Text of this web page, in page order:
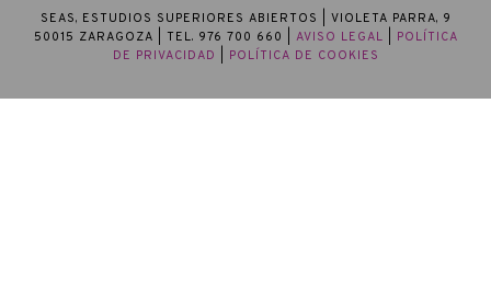
SEAS, ESTUDIOS SUPERIORES ABIERTOS
| VIOLETA PARRA, 9
50015 ZARAGOZA | TEL. 976 700 660 | AVISO LEGAL
POLÍTICA
DE PRIVACIDAD
POLÍTICA DE COOKIES